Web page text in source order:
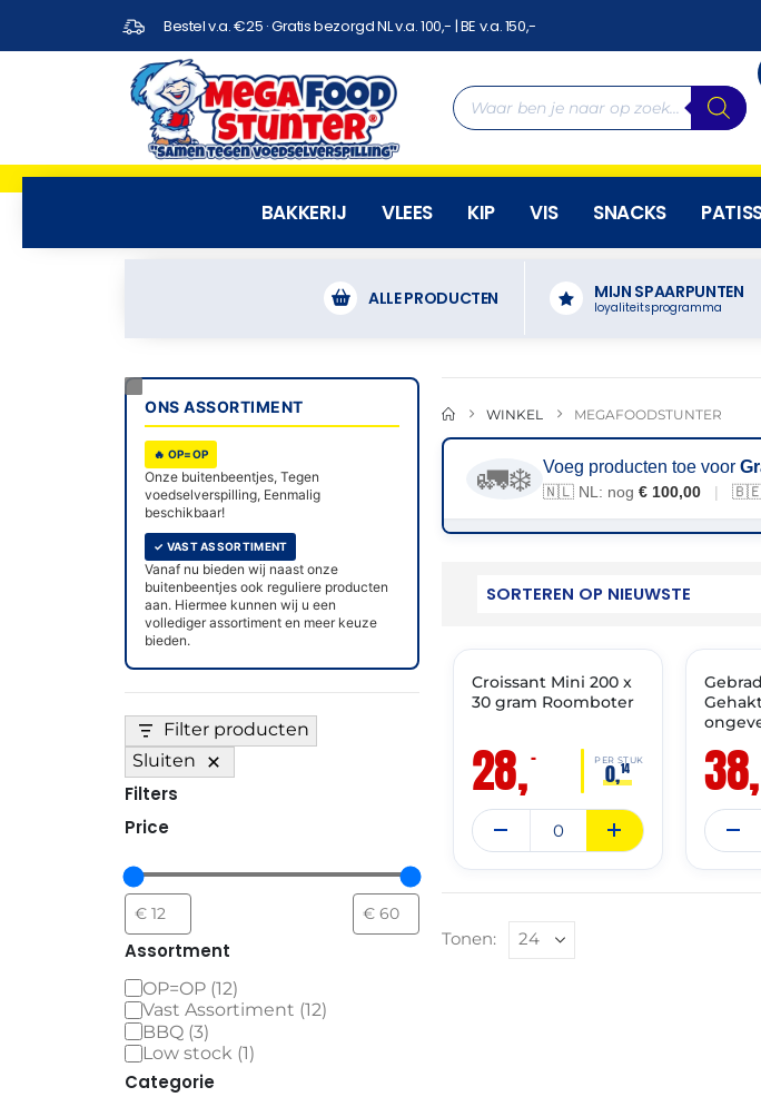
Bestel v.a. €25 · Gratis bezorgd NL v.a. 100,- | BE v.a. 150,-
BAKKERIJ VLEES KIP VIS SNACKS
ALLE PRODUCTEN MIJN SPAARPUNTEN
loyaliteitsprogramma
WINKEL MEGAFOODSTUNTER
🚛❄️ Voeg producten toe voor
🇳🇱 NL: nog € 100,00 | 🇧🇪
Croissant Mini 200 x
30 gram Roomboter
28,– PER STUK
0,14 38,
Tonen:
ONS ASSORTIMENT
🔥 OP=OP
Onze buitenbeentjes, Tegen
voedselverspilling, Eenmalig
beschikbaar!
✓ VAST ASSORTIMENT
Vanaf nu bieden wij naast onze
buitenbeentjes ook reguliere producten
aan. Hiermee kunnen wij u een
vollediger assortiment en meer keuze
bieden.
Filter producten
Sluiten
Filters
Price
Assortment
OP=OP (12)
Vast Assortiment (12)
BBQ (3)
Low stock (1)
Categorie